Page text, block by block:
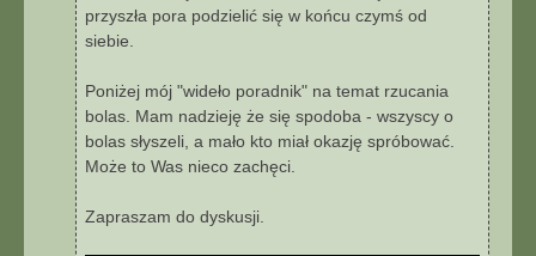
przyszła pora podzielić się w końcu czymś od
siebie.
Poniżej mój "wideło poradnik" na temat rzucania
bolas. Mam nadzieję że się spodoba - wszyscy o
bolas słyszeli, a mało kto miał okazję spróbować.
Może to Was nieco zachęci.
Zapraszam do dyskusji.